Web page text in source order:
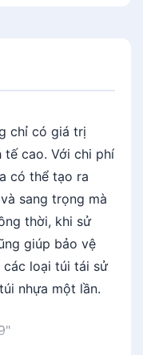
chỉ có giá trị
cao. Với chi phí
có thể tạo ra
sang trọng mà
thời, khi sử
giúp bảo vệ
loại túi tái sử
nhựa một lần.